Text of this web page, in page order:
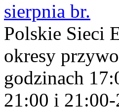
sierpnia br.
Polskie Sieci
okresy
godzinach
21:00 i 21:00-